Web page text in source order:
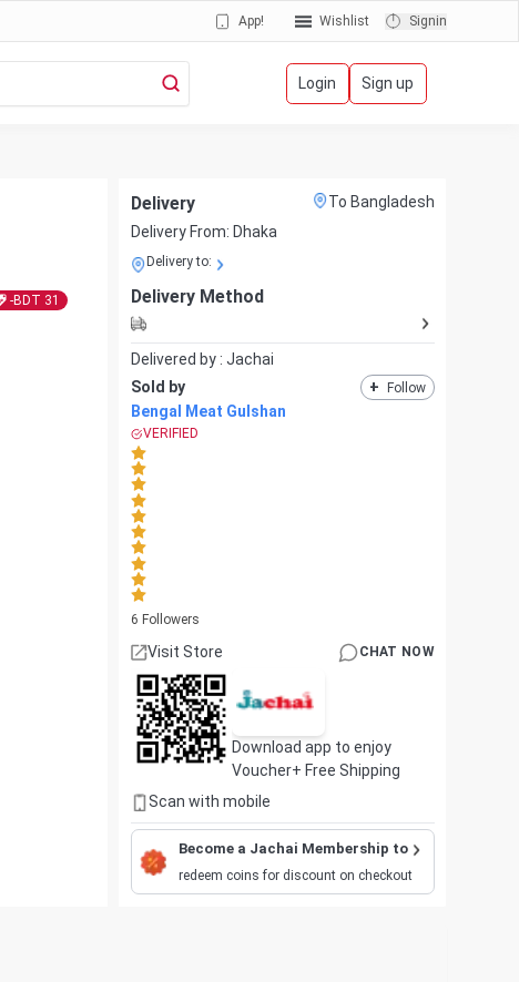
App! Wishlist Signin
Login Sign up
-BDT 31
Delivery
To Bangladesh
Delivery From: Dhaka
Delivery to:
Delivery Method
Delivered by : Jachai
Sold by
+ Follow
Bengal Meat Gulshan
VERIFIED
6 Followers
Visit Store CHAT NOW
Download app to enjoy
Voucher+ Free Shipping
Scan with mobile
Become a Jachai Membership to
redeem coins for discount on checkout